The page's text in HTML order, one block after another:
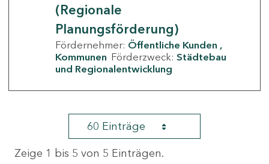
(Regionale
Planungsförderung)
Fördernehmer: Öffentliche Kunden
Kommunen Förderzweck: Städtebau
und Regionalentwicklung
60 Einträge
Zeige 1 bis 5 von 5 Einträgen.